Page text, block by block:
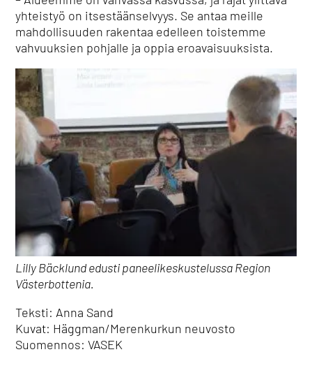
yhteistyö on itsestäänselvyys. Se antaa meille
mahdollisuuden rakentaa edelleen toistemme
vahvuuksien pohjalle ja oppia eroavaisuuksista.
Lilly Bäcklund edusti paneelikeskustelussa Region
Västerbottenia.
Teksti: Anna Sand
Kuvat: Häggman/Merenkurkun neuvosto
Suomennos: VASEK